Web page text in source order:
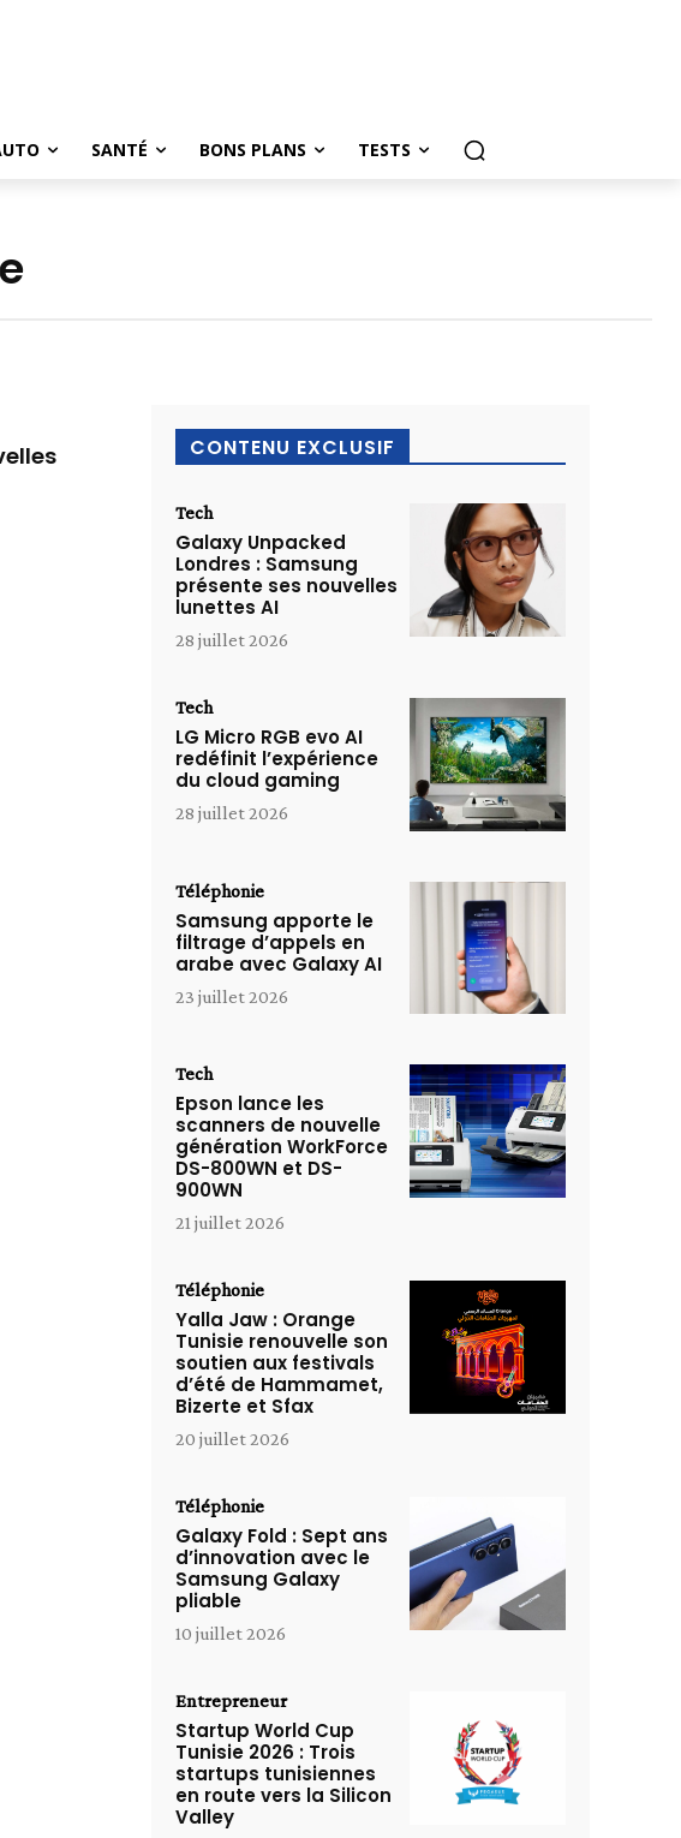
SANTÉ BONS PLANS TESTS
CONTENU EXCLUSIF
Tech
Galaxy Unpacked
Londres : Samsung
présente ses nouvelles
lunettes AI
28 juillet 2026
Tech
LG Micro RGB evo AI
redéfinit l’expérience
du cloud gaming
28 juillet 2026
Téléphonie
Samsung apporte le
filtrage d’appels en
arabe avec Galaxy AI
23 juillet 2026
Tech
Epson lance les
scanners de nouvelle
génération WorkForce
DS-800WN et DS-
900WN
21 juillet 2026
Téléphonie
Yalla Jaw : Orange
Tunisie renouvelle son
soutien aux festivals
d’été de Hammamet,
Bizerte et Sfax
20 juillet 2026
Téléphonie
Galaxy Fold : Sept ans
d’innovation avec le
Samsung Galaxy
pliable
10 juillet 2026
Entrepreneur
Startup World Cup
Tunisie 2026 : Trois
startups tunisiennes
en route vers la Silicon
Valley